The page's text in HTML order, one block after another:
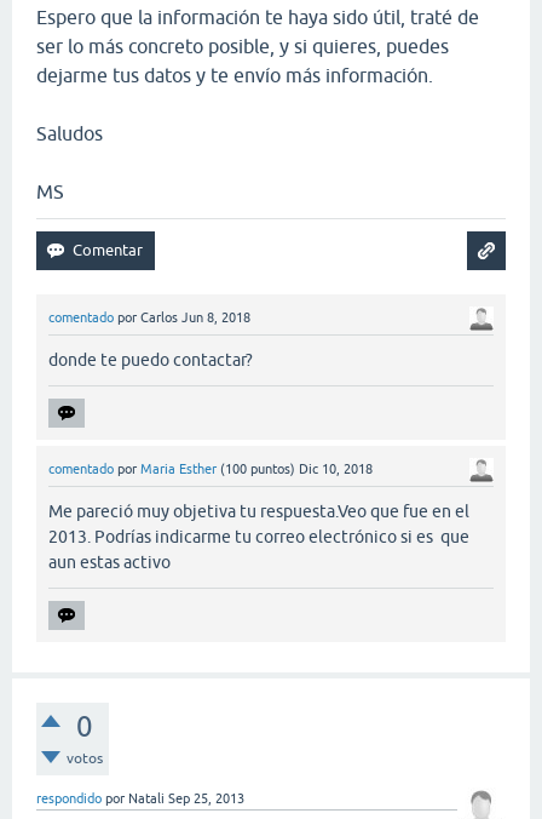
Espero que la información te haya sido útil, traté de
ser lo más concreto posible, y si quieres, puedes
dejarme tus datos y te envío más información.
Saludos
MS
comentado por Carlos Jun 8, 2018
donde te puedo contactar?
comentado por Maria Esther (100 puntos) Dic 10, 2018
Me pareció muy objetiva tu respuesta.Veo que fue en el
2013. Podrías indicarme tu correo electrónico si es que
aun estas activo
0
votos
respondido por Natali Sep 25, 2013